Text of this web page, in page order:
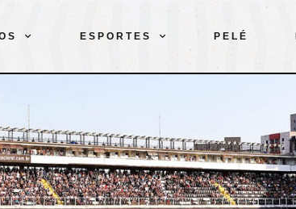
ESPORTES PELÉ